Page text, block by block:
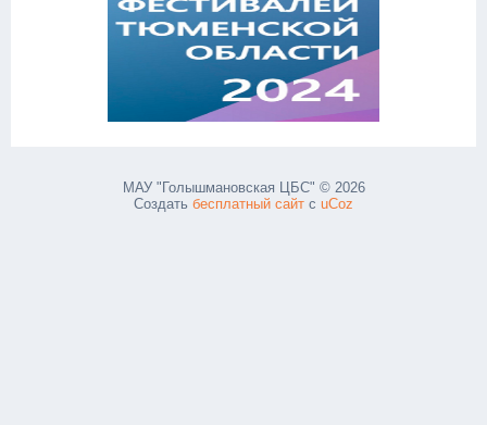
МАУ "Голышмановская ЦБС" © 2026
Создать бесплатный сайт с uCoz